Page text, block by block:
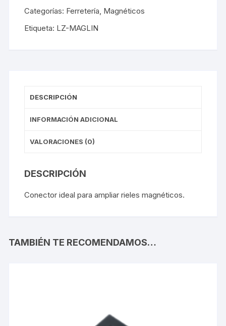
Categorías: Ferretería Magnéticos
Etiqueta: LZ-MAGLIN
DESCRIPCIÓN
INFORMACIÓN ADICIONAL
VALORACIONES (0)
DESCRIPCIÓN
Conector ideal para ampliar rieles magnéticos.
TAMBIÉN TE RECOMENDAMOS…